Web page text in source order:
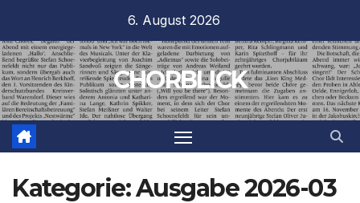
springen
6. August 2026
CHORBLICK
Kategorie:Ausgabe 2026-03